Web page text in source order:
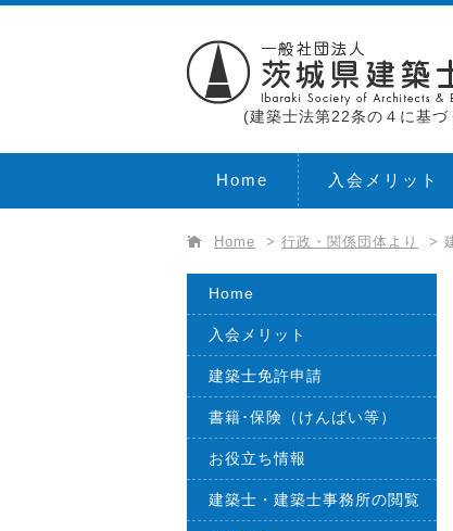
(建築士法第22条の４に基づ
Home 入会メリット
Home > 行政・関係団体より >
Home
入会メリット
建築士免許申請
書籍･保険（けんばい等）
お役立ち情報
建築士・建築士事務所の閲覧